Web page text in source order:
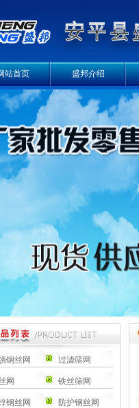
站首页 盛邦介绍
钢丝网 过滤筛网
网 铁丝筛网
钢丝网 防护钢丝网